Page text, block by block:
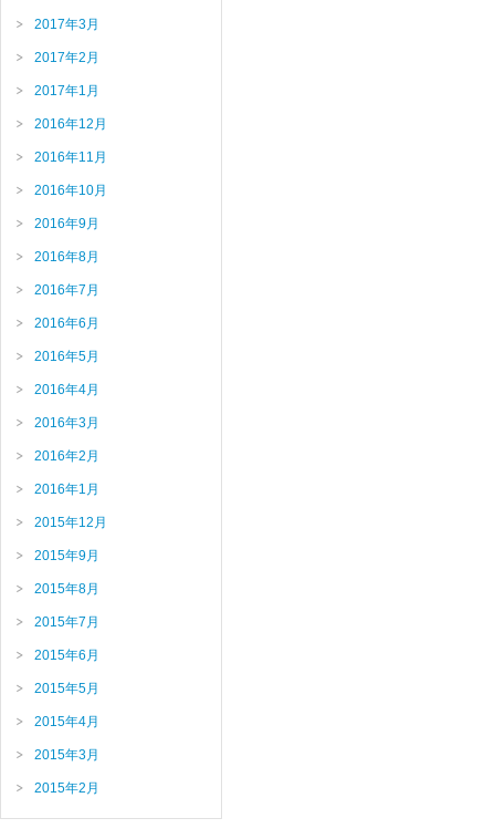
2017年3月
2017年2月
2017年1月
2016年12月
2016年11月
2016年10月
2016年9月
2016年8月
2016年7月
2016年6月
2016年5月
2016年4月
2016年3月
2016年2月
2016年1月
2015年12月
2015年9月
2015年8月
2015年7月
2015年6月
2015年5月
2015年4月
2015年3月
2015年2月